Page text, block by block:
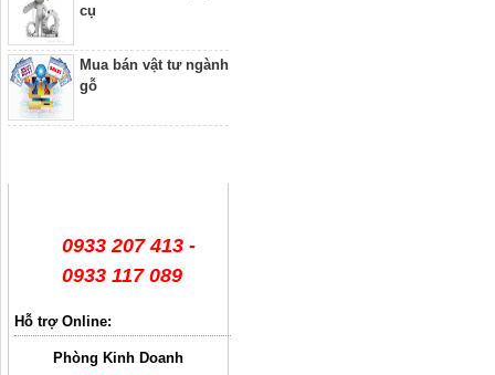
cụ
Mua bán vật tư ngành
gỗ
0933 207 413 -
0933 117 089
Hỗ trợ Online:
Phòng Kinh Doanh